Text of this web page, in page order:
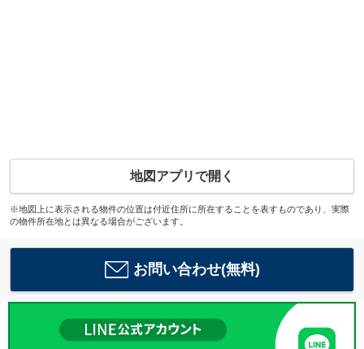
地図アプリで開く
※地図上に表示される物件の位置は付近住所に所在することを表すものであり、実際
の物件所在地とは異なる場合がございます。
お問い合わせ(無料)